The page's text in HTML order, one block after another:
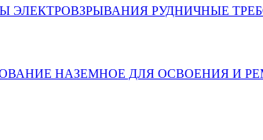
ЭЛЕКТРОВЗРЫВАНИЯ РУДНИЧНЫЕ
НАЗЕМНОЕ ДЛЯ ОСВОЕНИЯ И